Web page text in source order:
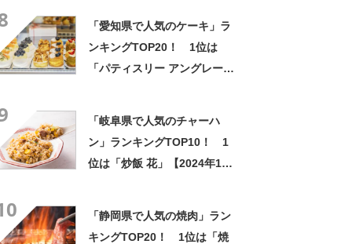
「愛知県で人気のケーキ」ラ
ンキングTOP20！ 1位は
「パティスリー アングレーズ
「岐阜県で人気のチャーハ
ン」ランキングTOP10！ 1
位は「炒飯 花」【2024年12
「静岡県で人気の焼肉」ラン
キングTOP20！ 1位は「焼